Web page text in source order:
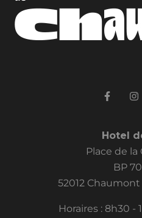
Hotel
Place de la
BP
52012
Horaires : 8h30 -